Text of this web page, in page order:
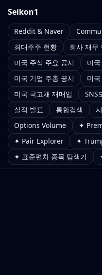
Seikon1
Reddit & Naver
최대주주 현황
회사 재무
미국 주식 주요 공시
미
미국 기업 주총 공시
미
미국 국고채 재매입
SNS
실적 발표
통합검색
Options Volume
✦
✦ Pair Explorer
✦
✦ 표준편차 종목 탐색기